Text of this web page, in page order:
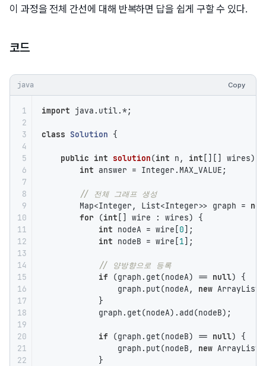
이 과정을 전체 간선에 대해 반복하면 답을 쉽게 구할 수 있다.
코드
java Copy
1
2
3
4
5
6
7
8
9
10
11
12
13
14
15
16
17
18
19
20
21
22
import java.util.*;
class Solution {
public int solution(int n, int [][] wires)
int answer = Integer.MAX_VALUE;
// 전체 그래프 생성
        Map<Integer, List<Integer>> graph =
new
for (int [] wire : wires) {
int nodeA = wire[0];
int nodeB = wire[1];
// 양방향으로 등록
if (graph.get(nodeA) == null) {
                graph.put(nodeA,
new
            }
            graph.get(nodeA).add(nodeB);
if (graph.get(nodeB) == null) {
                graph.put(nodeB,
new
            }